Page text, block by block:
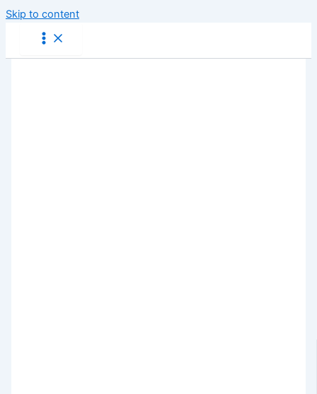
Skip to content